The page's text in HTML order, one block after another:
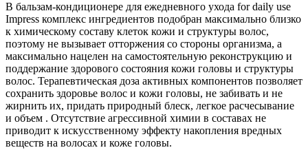
В бальзам-кондиционере для ежедневного ухода for daily use
Impress комплекс ингредиентов подобран максимально близко
к химическому составу клеток кожи и структуры волос,
поэтому не вызывает отторжения со стороны организма, а
максимально нацелен на самостоятельную реконструкцию и
поддержание здорового состояния кожи головы и структуры
волос. Терапевтическая доза активных компонентов позволяет
сохранить здоровье волос и кожи головы, не забивать и не
жирнить их, придать природный блеск, легкое расчесывание
и объем . Отсутствие агрессивной химии в составах не
приводит к искусственному эффекту накопления вредных
веществ на волосах и коже головы.